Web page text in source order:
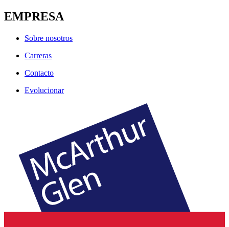
EMPRESA
Sobre nosotros
Carreras
Contacto
Evolucionar